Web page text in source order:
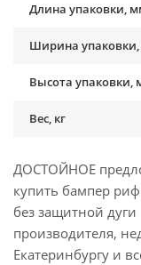
Длина упаковки,
Ширина
Высота упаковки,
Вес, кг
ДОСТОЙНОЕ
купить бампер
без защитной
производителя,
Екатеринбургу и